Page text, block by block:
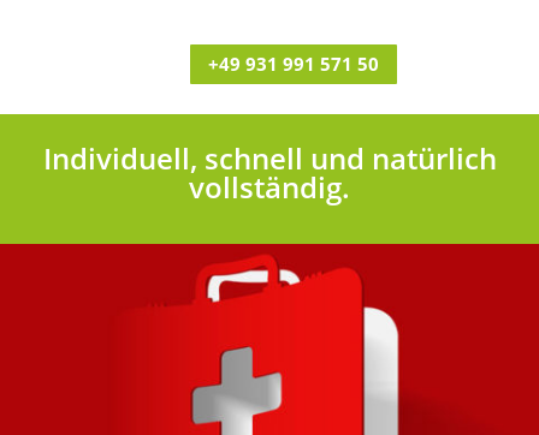
+49 931 991 571 50
Individuell, schnell und natürlich
vollständig.